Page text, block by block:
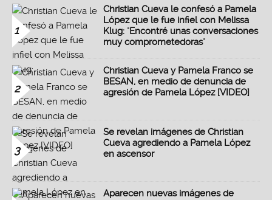
1
Christian Cueva le confesó a Pamela
López que le fue infiel con Melissa
Klug: "Encontré unas conversaciones
muy comprometedoras"
2
Christian Cueva y Pamela Franco se
BESAN, en medio de denuncia de
agresión de Pamela López [VIDEO]
3
Se revelan imágenes de Christian
Cueva agrediendo a Pamela López
en ascensor
Aparecen nuevas imágenes de